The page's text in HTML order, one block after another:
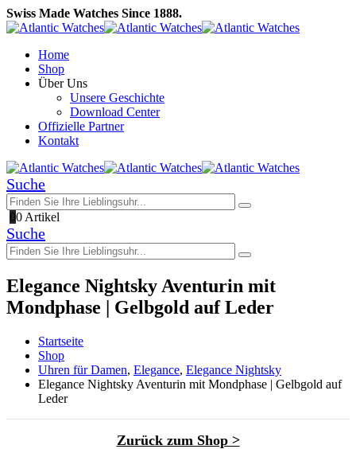
Swiss Made Watches Since 1888.
Home
Shop
Über Uns
Unsere Geschichte
Download Center
Offizielle Partner
Kontakt
Suche
00 Artikel
Suche
Elegance Nightsky Aventurin mit
Mondphase | Gelbgold auf Leder
Startseite
Shop
Uhren für Damen, Elegance, Elegance Nightsky
Elegance Nightsky Aventurin mit Mondphase | Gelbgold auf
Leder
Zurück zum Shop >